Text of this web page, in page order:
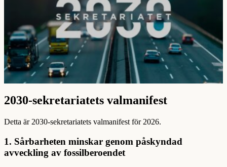
2030-sekretariatets valmanifest
Detta är 2030-sekretariatets valmanifest för 2026.
1. Sårbarheten minskar genom påskyndad
avveckling av fossilberoendet